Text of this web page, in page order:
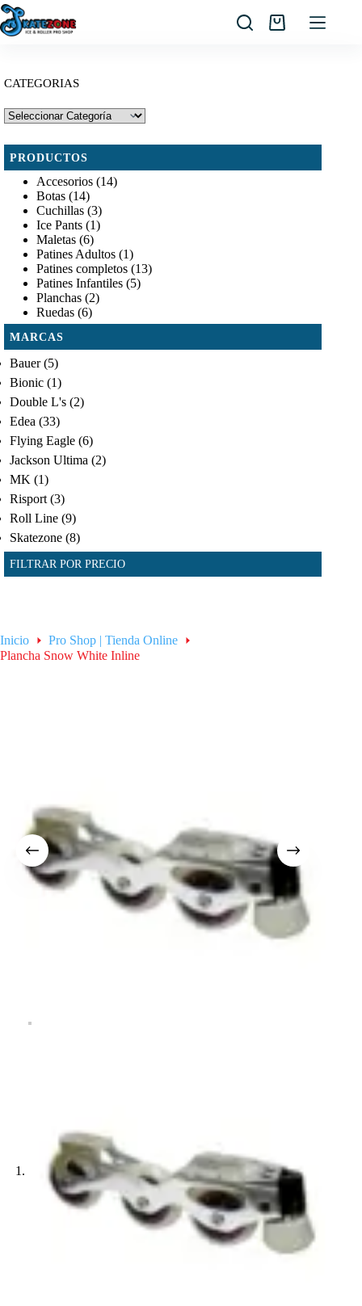
Saltar
al
contenido
Carro
Inicio
Pro Shop | Tienda Online
Plancha Snow White Inline
CATEGORIAS
PRODUCTOS
Accesorios (14)
Botas (14)
Cuchillas (3)
Ice Pants (1)
Maletas (6)
Patines Adultos (1)
Patines completos (13)
Patines Infantiles (5)
Planchas (2)
Ruedas (6)
MARCAS
Bauer(5)
Bionic (1)
Double L's (2)
Edea (33)
Flying Eagle (6)
Jackson Ultima (2)
MK (1)
Risport (3)
Roll Line (9)
Skatezone (8)
FILTRAR POR PRECIO